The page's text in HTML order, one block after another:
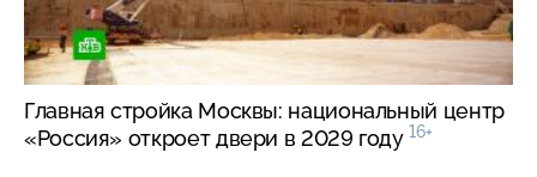
Главная стройка Москвы: национальный центр
«Россия» откроет двери в 2029 году 16+